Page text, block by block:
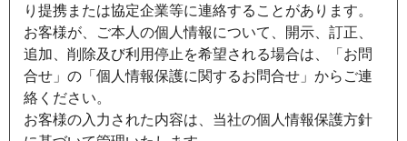
り提携または協定企業等に連絡することがあります。
お客様が、ご本人の個人情報について、開示、訂正、
追加、削除及び利用停止を希望される場合は、「お問
合せ」の「個人情報保護に関するお問合せ」からご連
絡ください。
お客様の入力された内容は、当社の個人情報保護方針